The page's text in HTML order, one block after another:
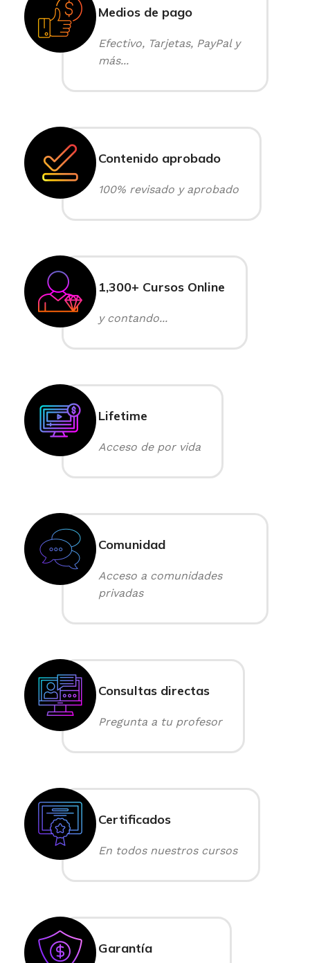
Medios de pago
Efectivo, Tarjetas, PayPal y
más...
Contenido aprobado
100% revisado y aprobado
1,300+ Cursos Online
y contando...
Lifetime
Acceso de por vida
Comunidad
Acceso a comunidades
privadas
Consultas directas
Pregunta a tu profesor
Certificados
En todos nuestros cursos
Garantía